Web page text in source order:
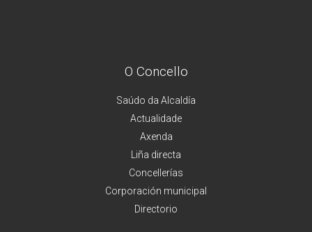
O Concello
Saúdo da Alcaldía
Actualidade
Axenda
Liña directa
Concellerías
Corporación municipal
Directorio